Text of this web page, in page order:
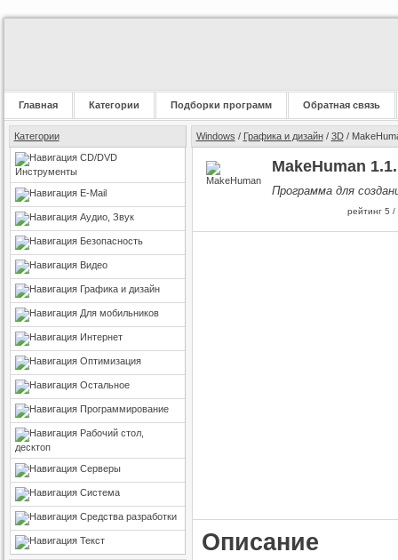
Главная Категории Подборки программ Обратная связь
Категории
CD/DVD
Инструменты
E-Mail
Аудио, Звук
Безопасность
Видео
Графика и дизайн
Для мобильников
Интернет
Оптимизация
Остальное
Программирование
Рабочий стол,
десктоп
Серверы
Система
Средства разработки
Текст
Windows / Графика и дизайн/ 3D/
MakeHuman
Программа для
рейтинг 5 /
Описание